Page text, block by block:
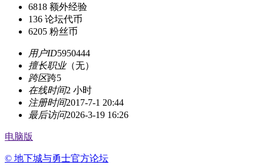
6818 额外经验
136 论坛代币
6205 粉丝币
用户ID5950444
擅长职业（无）
跨区跨5
在线时间2 小时
注册时间2017-7-1 20:44
最后访问2026-3-19 16:26
电脑版
© 地下城与勇士官方论坛